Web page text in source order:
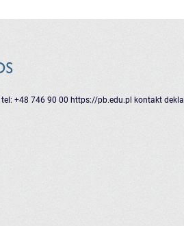
tel: +48 746 90 00 https://pb.edu.pl kontakt